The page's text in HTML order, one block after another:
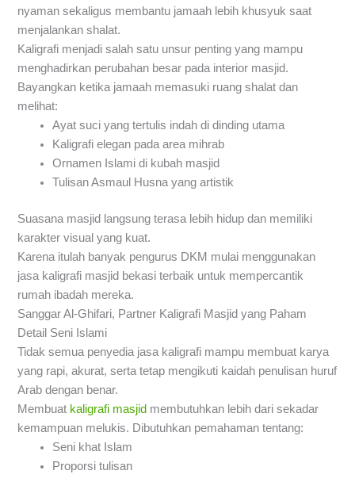
nyaman sekaligus membantu jamaah lebih khusyuk saat
menjalankan shalat.
Kaligrafi menjadi salah satu unsur penting yang mampu
menghadirkan perubahan besar pada interior masjid.
Bayangkan ketika jamaah memasuki ruang shalat dan
melihat:
Ayat suci yang tertulis indah di dinding utama
Kaligrafi elegan pada area mihrab
Ornamen Islami di kubah masjid
Tulisan Asmaul Husna yang artistik
Suasana masjid langsung terasa lebih hidup dan memiliki
karakter visual yang kuat.
Karena itulah banyak pengurus DKM mulai menggunakan
jasa kaligrafi masjid bekasi terbaik untuk mempercantik
rumah ibadah mereka.
Sanggar Al-Ghifari, Partner Kaligrafi Masjid yang Paham
Detail Seni Islami
Tidak semua penyedia jasa kaligrafi mampu membuat karya
yang rapi, akurat, serta tetap mengikuti kaidah penulisan huruf
Arab dengan benar.
Membuat kaligrafi masjid membutuhkan lebih dari sekadar
kemampuan melukis. Dibutuhkan pemahaman tentang:
Seni khat Islam
Proporsi tulisan